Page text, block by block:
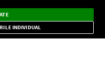
CONFIDENŢIALITATE
×
INDIVIDUAL